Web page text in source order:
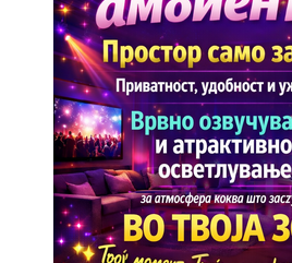
Големиот пресврт доаѓа во
Стефанија учествува на